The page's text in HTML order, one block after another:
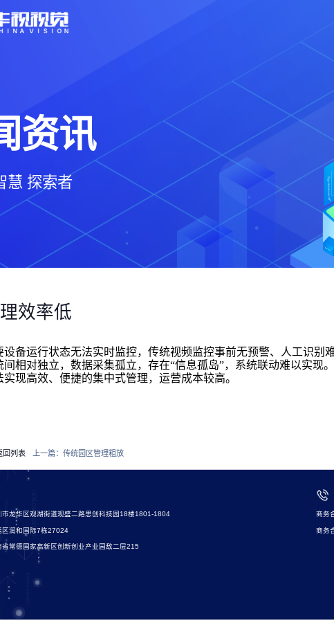
资讯
慧 探索者
效率低
设备运行状态无法实时监控，传统视频监控事前无预警、人工识别
间相对独立，数据采集孤立，存在“信息孤岛”，系统联动难以实现。
实现高效、便捷的集中式管理，运营成本较高。
回列表 上一篇： 传统园区管理粗放
市龙华区观湖街道观盛二路思创科技园18楼1801-1804
区润和国际7栋27024
省常德国家高新区创新创业产业园敌二层215
商务
商务